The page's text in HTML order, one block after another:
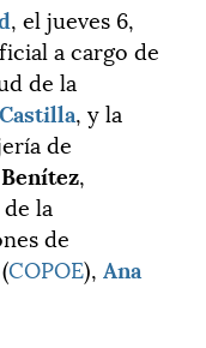
, el jueves 6,
a cargo de
de la
, y la
de
,
la
de
COPOE), Ana